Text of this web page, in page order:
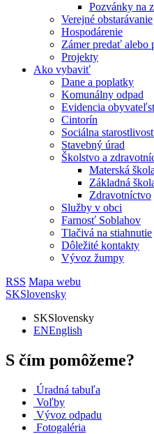
Pozvánky na
Verejné obstarávanie
Hospodárenie
Zámer predať alebo
Projekty
Ako vybaviť
Dane a poplatky
Komunálny odpad
Evidencia
Cintorín
Sociálna
Stavebný úrad
Školstvo a
Materská škola
Základná
Zdravotníctvo
Služby v obci
Farnosť Soblahov
Tlačivá na stiahnutie
Dôležité kontakty
Vývoz žumpy
RSS Mapa webu
SKSlovensky
SKSlovensky
ENEnglish
S čím pomôžeme?
Úradná tabuľa
Voľby
Vývoz odpadu
Fotogaléria